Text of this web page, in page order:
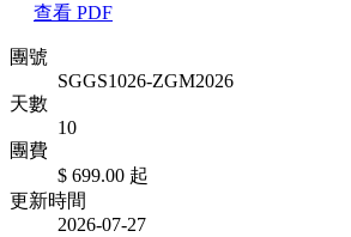
查看 PDF
團號
SGGS1026-ZGM2026
天數
10
團費
$ 699.00 起
更新時間
2026-07-27